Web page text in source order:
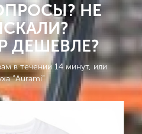
НЕ
ДЕШЕВЛЕ?
в течении 14 минут, или
“Aurami”